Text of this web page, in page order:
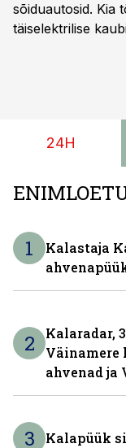
sõiduautosid. Kia
täiselektrilise
reisijatebussina.
invavedudeks.
versioonis.
24H
1
Kalastaja
2
Kalaradar,
Väinamere
ahvenad
3
Kalapüük